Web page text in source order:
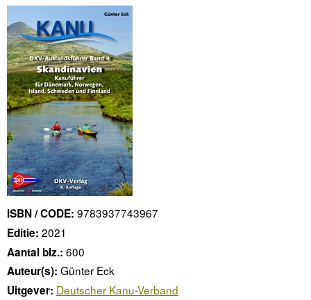
ISBN / CODE: 9783937743967
Editie: 2021
Aantal blz.: 600
Auteur(s): Günter Eck
Uitgever: Deutscher Kanu-Verband